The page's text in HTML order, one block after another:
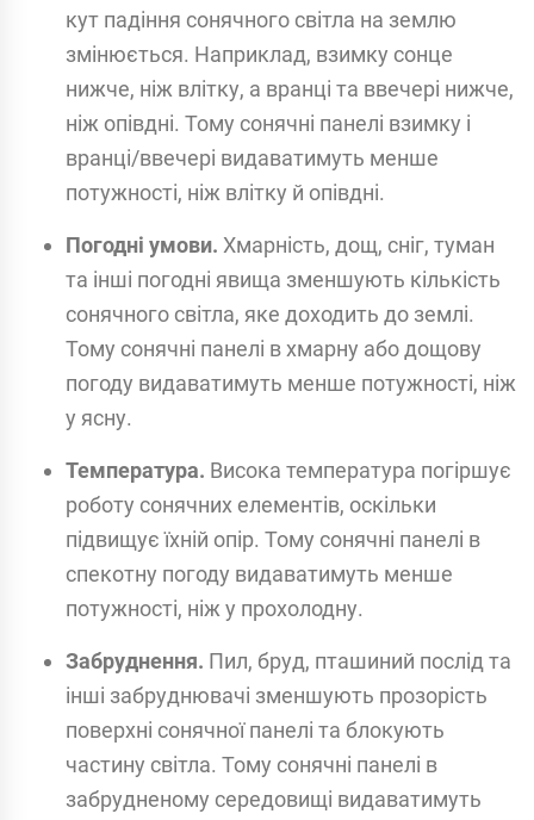
кут падіння сонячного світла на землю
змінюється. Наприклад, взимку сонце
нижче, ніж влітку, а вранці та ввечері нижче,
ніж опівдні. Тому сонячні панелі взимку і
вранці/ввечері видаватимуть менше
потужності, ніж влітку й опівдні.
Погодні умови. Хмарність, дощ, сніг, туман
та інші погодні явища зменшують кількість
сонячного світла, яке доходить до землі.
Тому сонячні панелі в хмарну або дощову
погоду видаватимуть менше потужності, ніж
у ясну.
Температура. Висока температура погіршує
роботу сонячних елементів, оскільки
підвищує їхній опір. Тому сонячні панелі в
спекотну погоду видаватимуть менше
потужності, ніж у прохолодну.
Забруднення. Пил, бруд, пташиний послід та
інші забруднювачі зменшують прозорість
поверхні сонячної панелі та блокують
частину світла. Тому сонячні панелі в
забрудненому середовищі видаватимуть